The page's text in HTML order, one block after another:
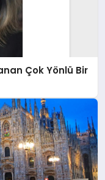
Çok Yönlü Bir